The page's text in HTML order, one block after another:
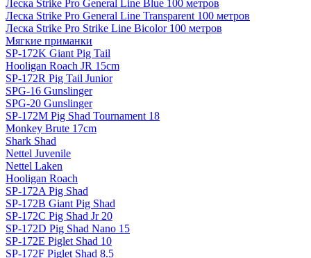
Леска Strike Pro General Line Blue 100 метров
Леска Strike Pro General Line Transparent 100 метров
Леска Strike Pro Strike Line Bicolor 100 метров
Мягкие приманки
SP-172K Giant Pig Tail
Hooligan Roach JR 15cm
SP-172R Pig Tail Junior
SPG-16 Gunslinger
SPG-20 Gunslinger
SP-172M Pig Shad Tournament 18
Monkey Brute 17cm
Shark Shad
Nettel Juvenile
Nettel Laken
Hooligan Roach
SP-172A Pig Shad
SP-172B Giant Pig Shad
SP-172C Pig Shad Jr 20
SP-172D Pig Shad Nano 15
SP-172E Piglet Shad 10
SP-172F Piglet Shad 8.5